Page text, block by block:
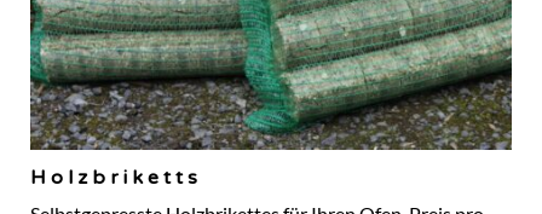
Holzbriketts